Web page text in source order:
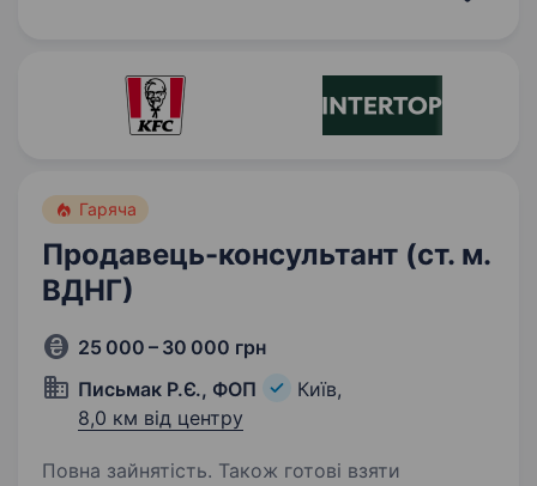
надсилай…
Гаряча
Продавець-консультант (ст. м.
ВДНГ)
25 000 – 30 000 грн
Письмак Р.Є., ФОП
Київ,
8,0 км від центру
Повна зайнятість. Також готові взяти